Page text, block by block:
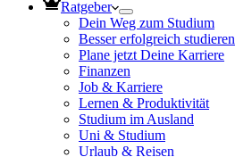
Ratgeber
Dein Weg zum Studium
Besser erfolgreich studieren
Plane jetzt Deine Karriere
Finanzen
Job & Karriere
Lernen & Produktivität
Studium im Ausland
Uni & Studium
Urlaub & Reisen